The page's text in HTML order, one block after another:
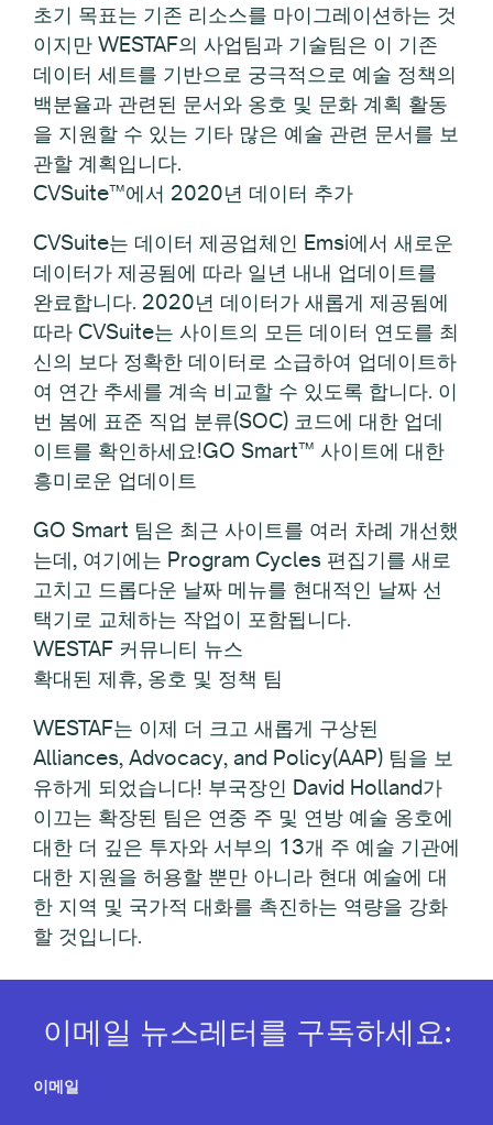
초기 목표는 기존 리소스를 마이그레이션하는 것
이지만 WESTAF의 사업팀과 기술팀은 이 기존
데이터 세트를 기반으로 궁극적으로 예술 정책의
백분율과 관련된 문서와 옹호 및 문화 계획 활동
을 지원할 수 있는 기타 많은 예술 관련 문서를 보
관할 계획입니다.
CVSuite™에서 2020년 데이터 추가
CVSuite는 데이터 제공업체인 Emsi에서 새로운
데이터가 제공됨에 따라 일년 내내 업데이트를
완료합니다. 2020년 데이터가 새롭게 제공됨에
따라 CVSuite는 사이트의 모든 데이터 연도를 최
신의 보다 정확한 데이터로 소급하여 업데이트하
여 연간 추세를 계속 비교할 수 있도록 합니다. 이
번 봄에 표준 직업 분류(SOC) 코드에 대한 업데
이트를 확인하세요!GO Smart™ 사이트에 대한
흥미로운 업데이트
GO Smart 팀은 최근 사이트를 여러 차례 개선했
는데, 여기에는 Program Cycles 편집기를 새로
고치고 드롭다운 날짜 메뉴를 현대적인 날짜 선
택기로 교체하는 작업이 포함됩니다.
WESTAF 커뮤니티 뉴스
확대된 제휴, 옹호 및 정책 팀
WESTAF는 이제 더 크고 새롭게 구상된
Alliances, Advocacy, and Policy(AAP) 팀을 보
유하게 되었습니다! 부국장인 David Holland가
이끄는 확장된 팀은 연중 주 및 연방 예술 옹호에
대한 더 깊은 투자와 서부의 13개 주 예술 기관에
대한 지원을 허용할 뿐만 아니라 현대 예술에 대
한 지역 및 국가적 대화를 촉진하는 역량을 강화
할 것입니다.
이메일 뉴스레터를 구독하세요:
이메일